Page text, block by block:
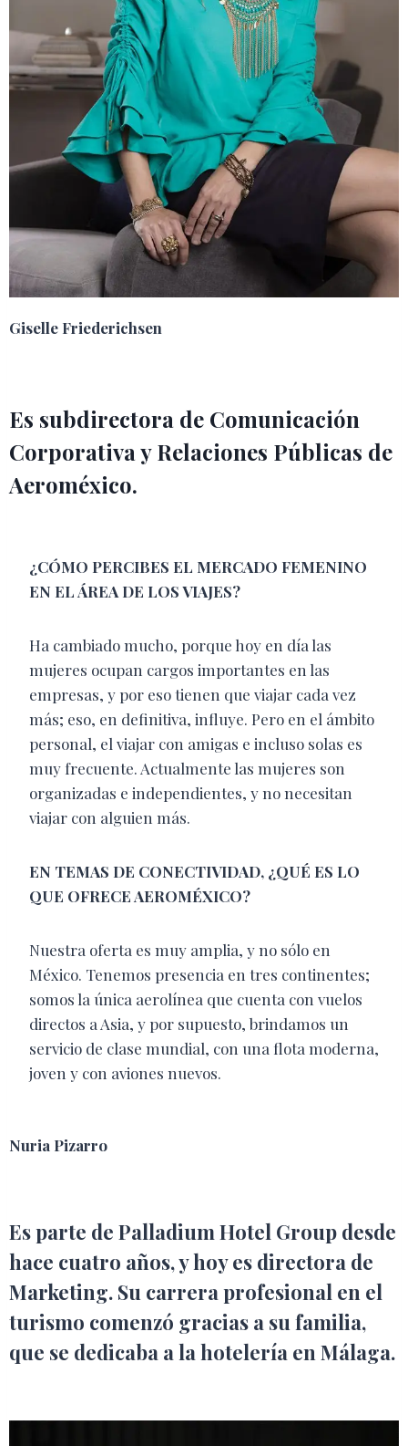
Giselle Friederichsen
Es subdirectora de Comunicación
Corporativa y Relaciones Públicas de
Aeroméxico.
¿CÓMO PERCIBES EL MERCADO FEMENINO
EN EL ÁREA DE LOS VIAJES?
Ha cambiado mucho, porque hoy en día las
mujeres ocupan cargos importantes en las
empresas, y por eso tienen que viajar cada vez
más; eso, en definitiva, influye. Pero en el ámbito
personal, el viajar con amigas e incluso solas es
muy frecuente. Actualmente las mujeres son
organizadas e independientes, y no necesitan
viajar con alguien más.
EN TEMAS DE CONECTIVIDAD, ¿QUÉ ES LO
QUE OFRECE AEROMÉXICO?
Nuestra oferta es muy amplia, y no sólo en
México. Tenemos presencia en tres continentes;
somos la única aerolínea que cuenta con vuelos
directos a Asia, y por supuesto, brindamos un
servicio de clase mundial, con una flota moderna,
joven y con aviones nuevos.
Nuria Pizarro
Es parte de Palladium Hotel Group desde
hace cuatro años, y hoy es directora de
Marketing. Su carrera profesional en el
turismo comenzó gracias a su familia,
que se dedicaba a la hotelería en Málaga.